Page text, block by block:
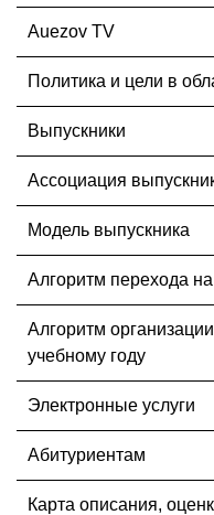
Auezov TV
Политика и цели в
Выпускники
Ассоциация
Модель выпускника
Алгоритм перехода
Алгоритм
учебному году
Электронные услуги
Абитуриентам
Карта описания,